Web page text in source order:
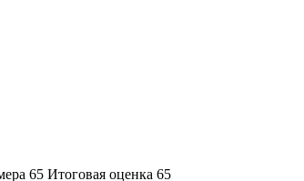
65 Итоговая оценка 65